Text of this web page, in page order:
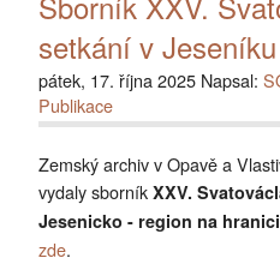
setkání v Jeseníku
pátek, 17. října 2025 Napsal:
Publikace
Zemský archiv v Opavě a
vydaly sborník XXV.
Jesenicko - region na hranici
zde.